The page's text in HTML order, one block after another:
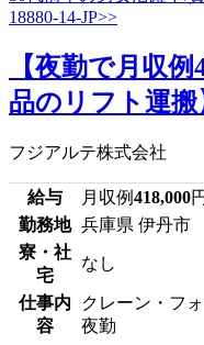
【夜勤で月収
品のリフト運搬
フジアルテ株式会社
給与 月収例418,000円
勤務地 兵庫県 伊丹市
寮・社
宅
なし
仕事内
容
クレーン・フ
夜勤